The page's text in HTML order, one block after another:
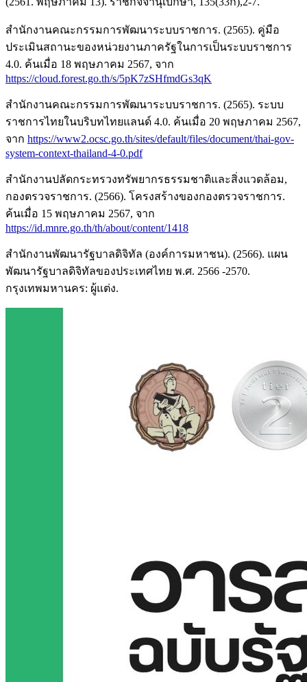
สำนักงานคณะกรรมการพัฒนาระบบราชการ. (2565). คู่มือ
ประเมินสถานะของหน่วยงานภาครัฐในการเป็นระบบราชการ
4.0. ค้นเมื่อ 18 พฤษภาคม 2567, จาก
https://cloud.forest.go.th/s/5pK7zSHfmdGs3qK
สำนักงานคณะกรรมการพัฒนาระบบราชการ. (2565). ระบบ
ราชการไทยในบริบทไทยแลนด์ 4.0. ค้นเมื่อ 20 พฤษภาคม 2567,
จาก https://www2.ocsc.go.th/sites/default/files/document/thai-gov-
system-context-thailand-4-0.pdf
สำนักงานปลัดกระทรวงทรัพยากรธรรมชาติและสิ่งแวดล้อม,
กองตรวจราชการ. (2566). โครงสร้างของกองตรวจราชการ.
ค้นเมื่อ 15 พฤษภาคม 2567, จาก
https://id.mnre.go.th/th/about/content/1418
สำนักงานพัฒนารัฐบาลดิจิทัล (องค์การมหาชน). (2566). แผน
พัฒนารัฐบาลดิจิทัลของประเทศไทย พ.ศ. 2566 -2570.
กรุงเทพมหานคร: ผู้แต่ง.